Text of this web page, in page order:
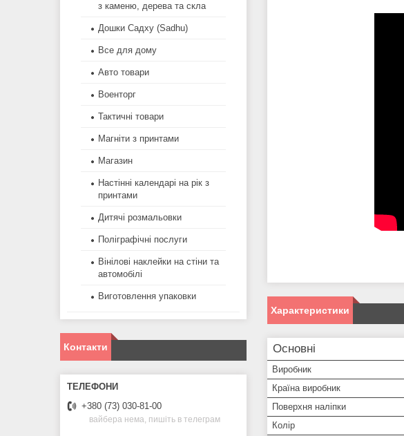
Характеристики
Основні
Виробник
Країна виробник
Поверхня наліпки
Колір
з каменю, дерева та скла
Дошки Садху (Sadhu)
Все для дому
Авто товари
Военторг
Тактичні товари
Магніти з принтами
Магазин
Настінні календарі на рік з
принтами
Дитячі розмальовки
Поліграфічні послуги
Вінілові наклейки на стіни та
автомобілі
Виготовлення упаковки
Контакти
+380 (73) 030-81-00
вайбера нема, пишіть в телеграм